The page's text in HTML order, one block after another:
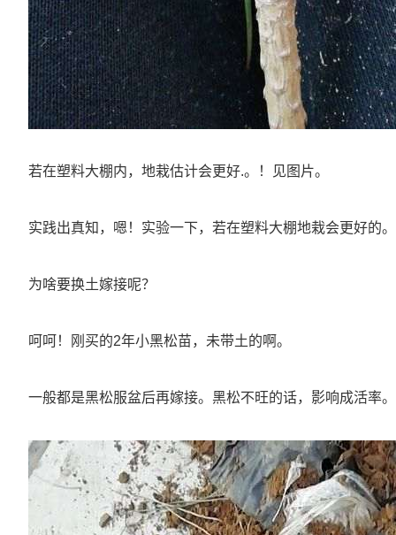
若在塑料大棚内，地栽估计会更好.。！见图片。
实践出真知，嗯！实验一下，若在塑料大棚地栽会更好的。
为啥要换土嫁接呢？
呵呵！刚买的2年小黑松苗，未带土的啊。
一般都是黑松服盆后再嫁接。黑松不旺的话，影响成活率